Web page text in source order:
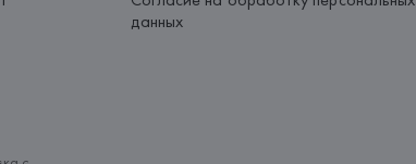
данных